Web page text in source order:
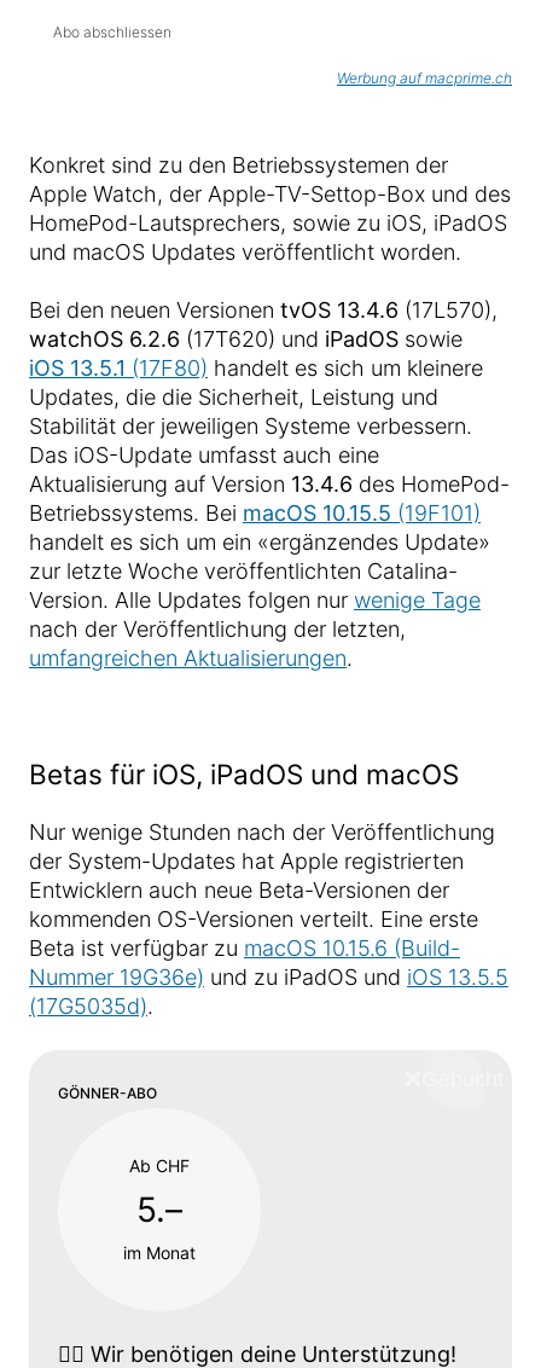
Abo abschliessen
Werbung auf macprime.ch
Konkret sind zu den Betriebssystemen der
Apple Watch, der Apple-TV-Settop-Box und des
HomePod-Lautsprechers, sowie zu iOS, iPadOS
und macOS Updates veröffentlicht worden.
Bei den neuen Versionen tvOS 13.4.6 (17L570),
watchOS 6.2.6 (17T620) und iPadOS sowie
iOS 13.5.1 (17F80) handelt es sich um kleinere
Updates, die die Sicherheit, Leistung und
Stabilität der jeweiligen Systeme verbessern.
Das iOS-Update umfasst auch eine
Aktualisierung auf Version 13.4.6 des HomePod-
Betriebssystems. Bei macOS 10.15.5 (19F101)
handelt es sich um ein «ergänzendes Update»
zur letzte Woche veröffentlichten Catalina-
Version. Alle Updates folgen nur wenige Tage
nach der Veröffentlichung der letzten,
umfangreichen Aktualisierungen.
Betas für iOS, iPadOS und macOS
Nur wenige Stunden nach der Veröffentlichung
der System-Updates hat Apple registrierten
Entwicklern auch neue Beta-Versionen der
kommenden OS-Versionen verteilt. Eine erste
Beta ist verfügbar zu macOS 10.15.6 (Build-
Nummer 19G36e) und zu iPadOS und iOS 13.5.5
(17G5035d).
GÖNNER-ABO
Ab CHF
5.–
im Monat
👉🏼 Wir benötigen deine Unterstützung!